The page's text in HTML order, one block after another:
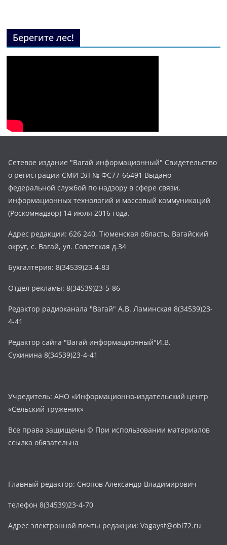
Берегите лес!
Сетевое издание "Вагай информационный" Свидетельство
о регистрации СМИ ЭЛ № ФС77-66491 Выдано
федеральной службой по надзору в сфере связи,
информационных технологий и массовый коммуникаций
(Роскомнадзор) 14 июля 2016 года.
Адрес редакции: 626 240, Тюменская область, Вагайский
округ, с. Вагай, ул. Советская д.34
Бухгалтерия: 8(34539)23-4-83
Отдел рекламы: 8(34539)23-5-86
Редактор радиоканала "Вагай" А.В. Ламинская 8(34539)23-
4-41
Редактор сайта "Вагай информационный"И.В.
Сухинина 8(34539)23-4-41
Учредитель: АНО «Информационно-издательский центр
«Сельский труженик»
Все права защищены © При использовании материалов
ссылка обязательна
Главный редактор: Снопов Александр Владимирович
телефон 8(34539)23-4-70
Адрес электронной почты редакции: Vagayst@obl72.ru